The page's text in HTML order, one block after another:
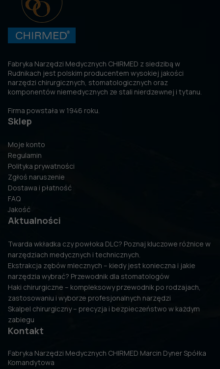
Fabryka Narzędzi Medycznych CHIRMED z siedzibą w
Rudnikach jest polskim producentem wysokiej jakości
narzędzi chirurgicznych, stomatologicznych oraz
komponentów niemedycznych ze stali nierdzewnej i tytanu.
Firma powstała w 1946 roku.
Sklep
Moje konto
Regulamin
Polityka prywatności
Zgłoś naruszenie
Dostawa i płatność
FAQ
Jakość
Aktualności
Twarda wkładka czy powłoka DLC? Poznaj kluczowe różnice w
narzędziach medycznych i technicznych.
Ekstrakcja zębów mlecznych – kiedy jest konieczna i jakie
narzędzia wybrać? Przewodnik dla stomatologów
Haki chirurgiczne – kompleksowy przewodnik po rodzajach,
zastosowaniu i wyborze profesjonalnych narzędzi
Skalpel chirurgiczny – precyzja i bezpieczeństwo w każdym
zabiegu
Kontakt
Fabryka Narzędzi Medycznych CHIRMED Marcin Dyner Spółka
Komandytowa